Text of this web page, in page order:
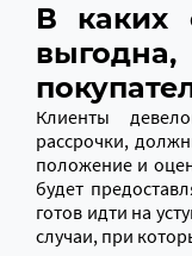
В каких
Клиенты
рассрочки,
положение и
будет
готов идти на
случаи, при